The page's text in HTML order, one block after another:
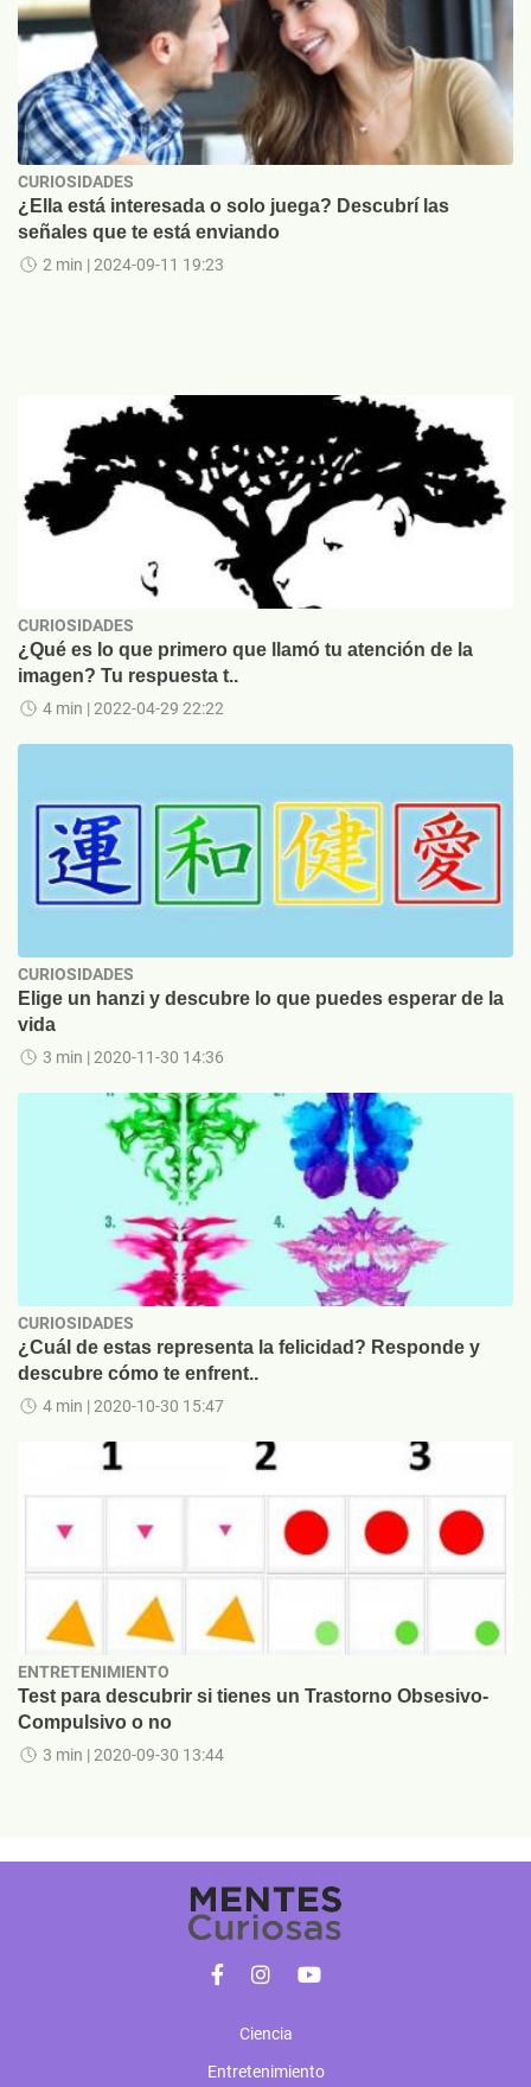
CURIOSIDADES
¿Ella está interesada o solo juega? Descubrí las
señales que te está enviando
2 min | 2024-09-11 19:23
CURIOSIDADES
¿Qué es lo que primero que llamó tu atención de la
imagen? Tu respuesta t..
4 min | 2022-04-29 22:22
CURIOSIDADES
Elige un hanzi y descubre lo que puedes esperar de la
vida
3 min | 2020-11-30 14:36
CURIOSIDADES
¿Cuál de estas representa la felicidad? Responde y
descubre cómo te enfrent..
4 min | 2020-10-30 15:47
ENTRETENIMIENTO
Test para descubrir si tienes un Trastorno Obsesivo-
Compulsivo o no
3 min | 2020-09-30 13:44
Ciencia
Entretenimiento